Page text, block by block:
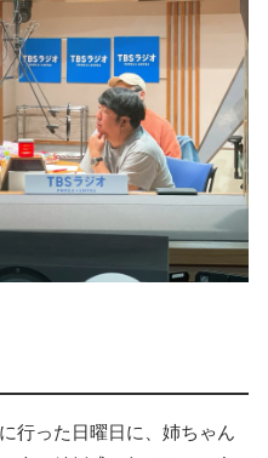
行った日曜日に、姉ちゃん